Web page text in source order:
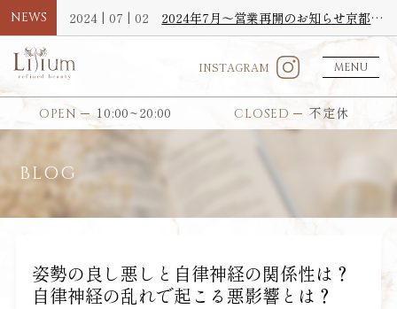
NEWS 2024 | 07 | 02 2024年7月〜営業再開のお知らせ京都北山エステサロンLilium【リリウム】
INSTAGRAM MENU
OPEN 10:00~20:00 CLOSED 不定休
BLOG
姿勢の良し悪しと自律神経の関係性は？
自律神経の乱れで起こる悪影響とは？